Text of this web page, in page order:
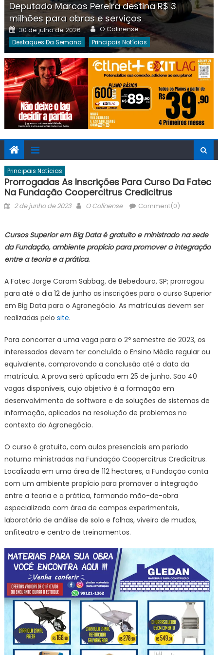
Deputado Marcos Pereira destina R$ 3
milhões para obras e serviços
Posted
on
30 de julho de 2026 Author
O Colinense
Destaques Da Semana Principais Notícias
Principais Notícias
Prorrogadas As Inscrições Para Curso Da Fatec
Na Fundação Coopercitrus Credicitrus
Posted
2 de junho de 2023 Author
O Colinense Comment(0)
Cursos Superior em Big Data é gratuito e ministrado na sede
da Fundação, ambiente propício para promover a integração
entre a teoria e a prática.
A Fatec Jorge Caram Sabbag, de Bebedouro, SP; prorrogou
para até o dia 12 de junho as inscrições para o curso Superior
em Big Data para o Agronegócio. As matrículas devem ser
realizadas pelo site.
Para concorrer a uma vaga para o 2º semestre de 2023, os
interessados devem ter concluído o Ensino Médio regular ou
equivalente, comprovando a conclusão até a data da
matrícula. A prova será aplicada em 25 de junho. São 40
vagas disponíveis, cujo objetivo é a formação em
desenvolvimento de software e de soluções de sistemas de
informação, aplicados na resolução de problemas no
contexto do Agronegócio.
O curso é gratuito, com aulas presenciais em período
noturno ministradas na Fundação Coopercitrus Credicitrus.
Localizada em uma área de 112 hectares, a Fundação conta
com um ambiente propício para promover a integração
entre a teoria e a prática, formando mão-de-obra
especializada com área de campos experimentais,
laboratório de análise de solo e folhas, viveiro de mudas,
anfiteatro e centro de treinamentos.